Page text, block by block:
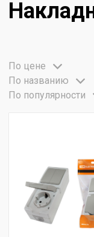
По цене
По названию
По популярности